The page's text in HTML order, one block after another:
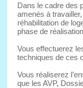
Dans le cadre des
amenés à
réhabilitation de
phase de
Vous effectuerez
techniques de ces
Vous réaliserez
que les AVP,